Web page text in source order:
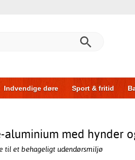
Indvendige døre Sport & fritid
med hynder
til et behageligt udendørsmiljø